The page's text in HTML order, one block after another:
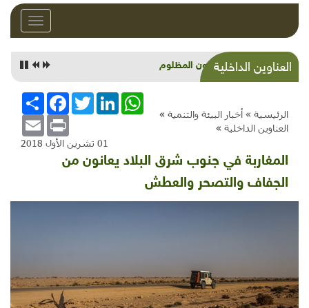
Toggle
العناوين الداخليةالنايلون المظلوم
الرئيسية » أخبار البيئة والتنمية »
العناوين الداخلية »
انشر
FacebookTwitterLinkedInWhatsApp
Email Print
01 تشرين الأول 2018
المغاربة في جنوب شرق البلاد يعانون من
الجفاف والتصحر والعطش